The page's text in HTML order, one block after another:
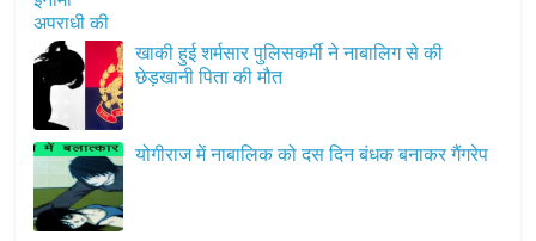
खाकी हुई शर्मसार पुलिसकर्मी ने नाबालिग से की
छेड़खानी पिता की मौत
योगीराज में नाबालिक को दस दिन बंधक बनाकर गैंगरेप